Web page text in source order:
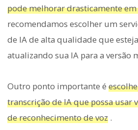
pode melhorar drasticamente
recomendamos escolher um
de IA de alta qualidade que
atualizando sua IA para a versão
Outro ponto importante é
transcrição de IA que possa usar
de reconhecimento de voz .